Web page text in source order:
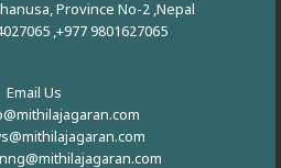
Province No-2 ,Nepal
,+977 9801627065
Email Us